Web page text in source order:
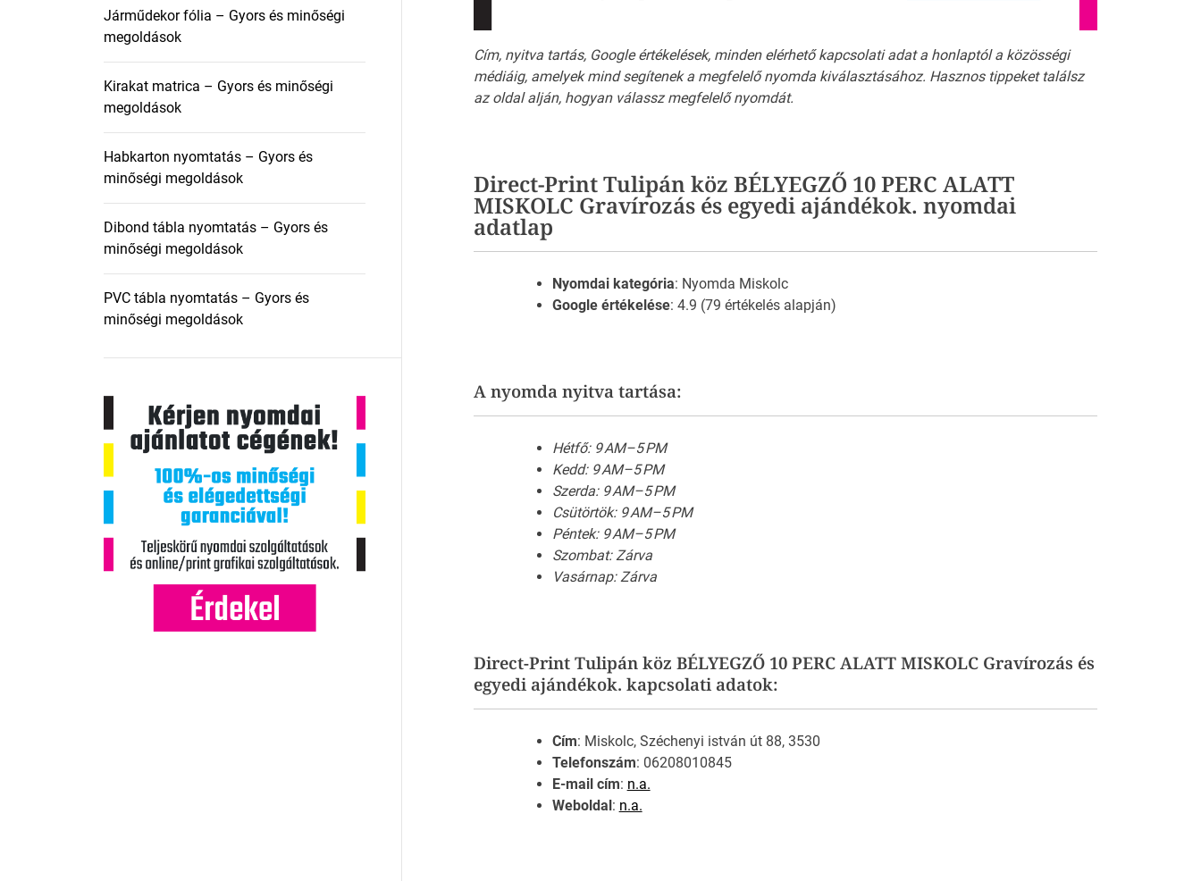
Cím, nyitva tartás, Google értékelések, minden elérhető kapcsolati adat a honlaptól a közösségi
médiáig, amelyek mind segítenek a megfelelő nyomda kiválasztásához. Hasznos tippeket találsz
az oldal alján, hogyan válassz megfelelő nyomdát.
Direct-Print Tulipán köz BÉLYEGZŐ 10 PERC ALATT
MISKOLC Gravírozás és egyedi ajándékok. nyomdai
adatlap
Nyomdai kategória: Nyomda Miskolc
Google értékelése: 4.9 (79 értékelés alapján)
A nyomda nyitva tartása:
Hétfő: 9 AM–5 PM
Kedd: 9 AM–5 PM
Szerda: 9 AM–5 PM
Csütörtök: 9 AM–5 PM
Péntek: 9 AM–5 PM
Szombat: Zárva
Vasárnap: Zárva
Direct-Print Tulipán köz BÉLYEGZŐ 10 PERC ALATT MISKOLC Gravírozás és
egyedi ajándékok. kapcsolati adatok:
Cím: Miskolc, Széchenyi istván út 88, 3530
Telefonszám: 06208010845
E-mail cím: n.a.
Weboldal: n.a.
Járműdekor fólia – Gyors és minőségi
megoldások
Kirakat matrica – Gyors és minőségi
megoldások
Habkarton nyomtatás – Gyors és
minőségi megoldások
Dibond tábla nyomtatás – Gyors és
minőségi megoldások
PVC tábla nyomtatás – Gyors és
minőségi megoldások